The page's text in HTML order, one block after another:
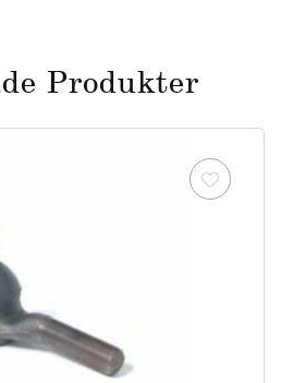
Produkter